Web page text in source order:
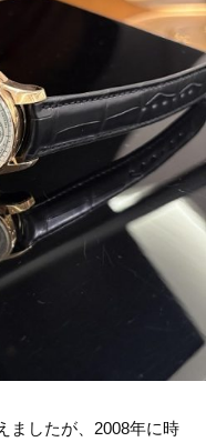
ましたが、2008年に時